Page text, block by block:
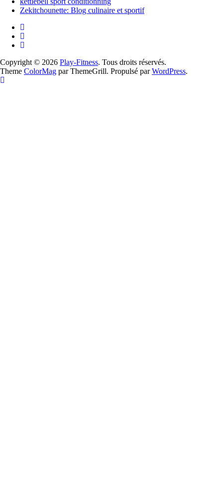
Zekitchounette: Blog culinaire et sportif
Copyright © 2026 Play-Fitness. Tous droits réservés.
Theme ColorMag par ThemeGrill. Propulsé parWordPress.